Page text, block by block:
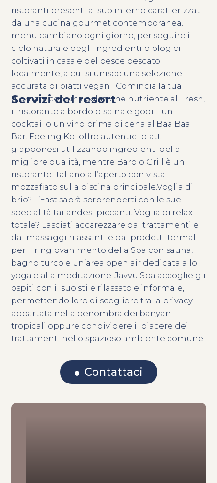
Servizi del resort
ristoranti presenti al suo interno caratterizzati
da una cucina gourmet contemporanea. I
menu cambiano ogni giorno, per seguire il
ciclo naturale degli ingredienti biologici
coltivati in casa e del pesce pescato
localmente, a cui si unisce una selezione
accurata di piatti vegani. Comincia la tua
giornata con una colazione nutriente al Fresh,
il ristorante a bordo piscina e goditi un
cocktail o un vino prima di cena al Baa Baa
Bar. Feeling Koi offre autentici piatti
giapponesi utilizzando ingredienti della
migliore qualità, mentre Barolo Grill è un
ristorante italiano all’aperto con vista
mozzafiato sulla piscina principale.Voglia di
brio? L’East saprà sorprenderti con le sue
specialità tailandesi piccanti. Voglia di relax
totale? Lasciati accarezzare dai trattamenti e
dai massaggi rilassanti e dai prodotti termali
per il ringiovanimento della Spa con sauna,
bagno turco e un’area open air dedicata allo
yoga e alla meditazione. Javvu Spa accoglie gli
ospiti con il suo stile rilassato e informale,
permettendo loro di scegliere tra la privacy
appartata nella penombra dei banyani
tropicali oppure condividere il piacere dei
trattamenti nello spazioso ambiente comune.
Contattaci